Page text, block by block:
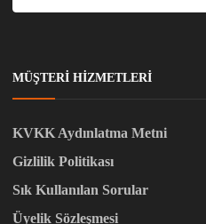
MÜŞTERI HIZMETLERI
KVKK Aydınlatma Metni
Gizlilik Politikası
Sık Kullanılan Sorular
Üyelik Sözleşmesi